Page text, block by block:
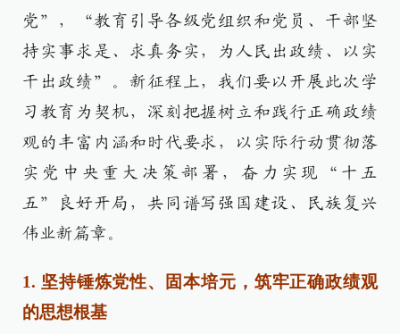
党”，“教育引导各级党组织和党员、干部坚
持实事求是、求真务实，为人民出政绩、以实
干出政绩”。新征程上，我们要以开展此次学
习教育为契机，深刻把握树立和践行正确政绩
观的丰富内涵和时代要求，以实际行动贯彻落
实党中央重大决策部署，奋力实现“十五
五”良好开局，共同谱写强国建设、民族复兴
伟业新篇章。
1. 坚持锤炼党性、固本培元，筑牢正确政绩观
的思想根基